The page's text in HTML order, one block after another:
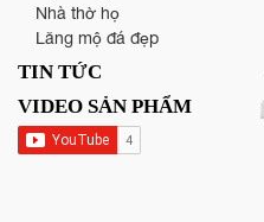
Nhà thờ họ
Lăng mộ đá đẹp
TIN TỨC
VIDEO SẢN PHẨM